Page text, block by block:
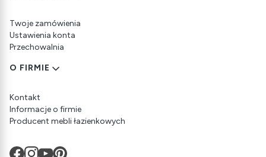
Twoje zamówienia
Ustawienia konta
Przechowalnia
O FIRMIE
Kontakt
Informacje o firmie
Producent mebli łazienkowych